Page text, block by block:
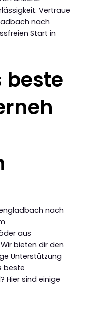
Vertraue
nach
Start in
beste
nach
aus
bieten dir den
Unterstützung
beste
Hier sind einige